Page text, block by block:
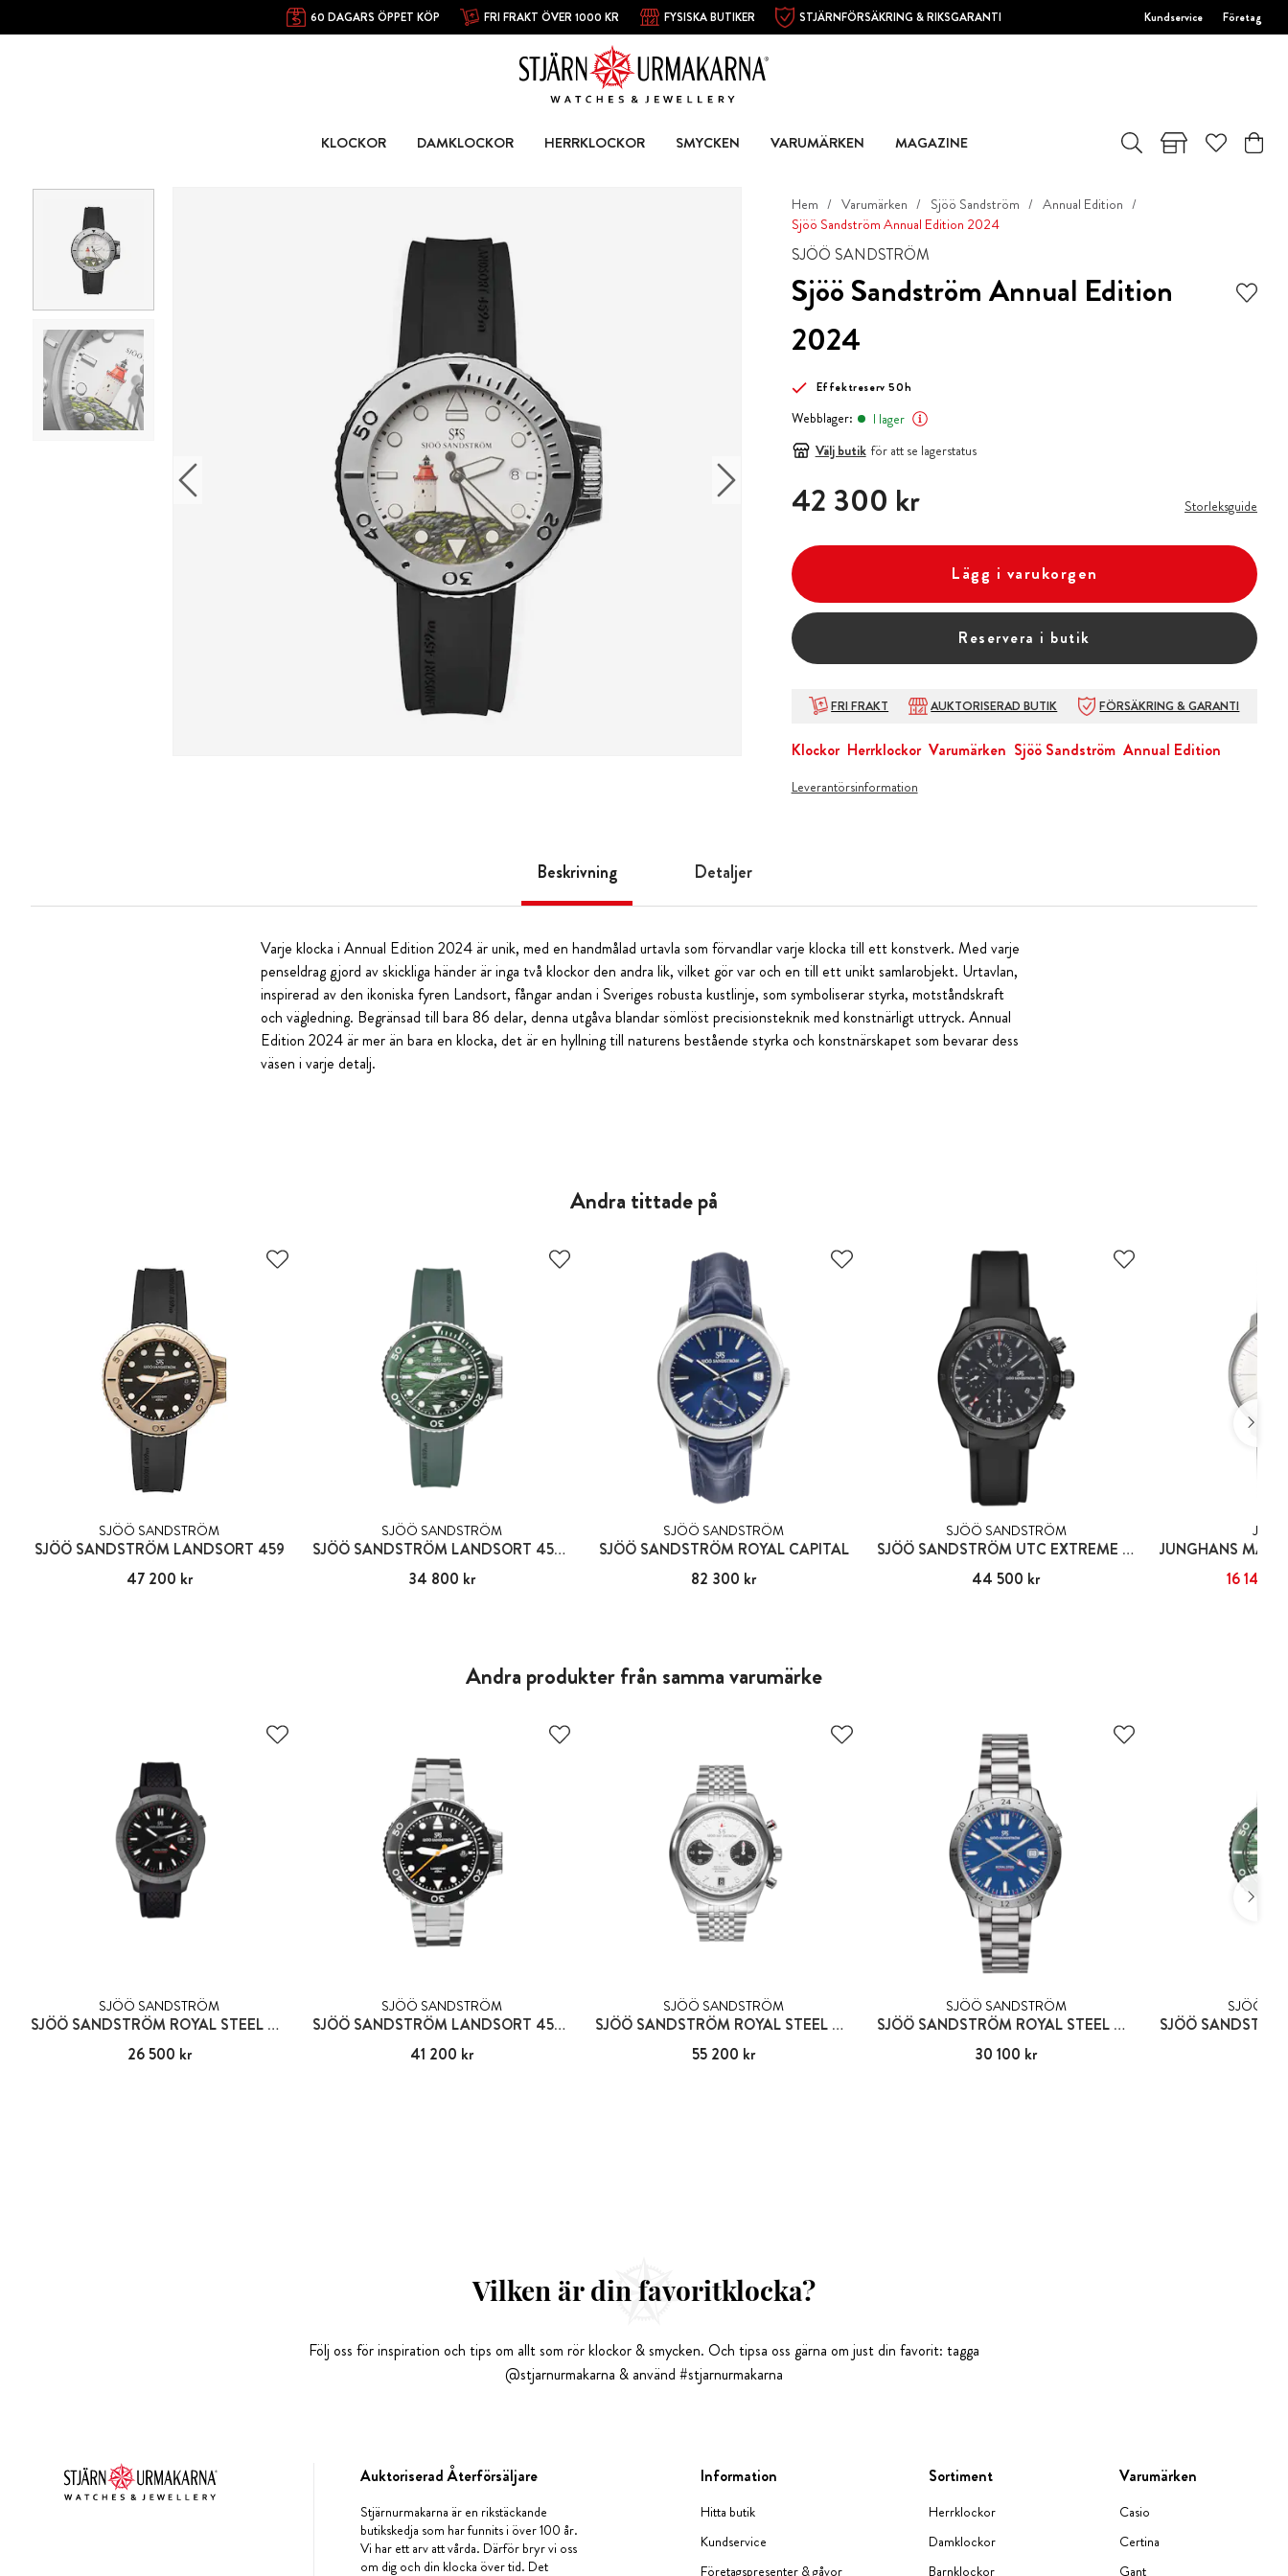
60 DAGARS ÖPPET KÖP FRI FRAKT ÖVER 1000 KR FYSISKA BUTIKER STJÄRNFÖRSÄKRING & RIKSGARANTI Kundservice Företag
KLOCKOR DAMKLOCKOR HERRKLOCKOR SMYCKEN VARUMÄRKEN MAGAZINE
Hem Varumärken Sjöö Sandström
Annual Edition
Sjöö Sandström Annual Edition 2024
SJÖÖ SANDSTRÖM
Sjöö Sandström Annual Edition
2024
Effektreserv 50h
Webblager:
I lager
Välj butik för att se lagerstatus
Pris:42 300 kr
42 300 kr Storleksguide
Lägg i varukorgen
Reservera i butik
FRI FRAKT AUKTORISERAD BUTIK FÖRSÄKRING & GARANTI
Klockor Herrklockor Varumärken Sjöö Sandström Annual Edition
Leverantörsinformation
Beskrivning Detaljer
Varje klocka i Annual Edition 2024 är unik, med en handmålad urtavla som förvandlar varje klocka till ett konstverk. Med varje
penseldrag gjord av skickliga händer är inga två klockor den andra lik, vilket gör var och en till ett unikt samlarobjekt. Urtavlan,
inspirerad av den ikoniska fyren Landsort, fångar andan i Sveriges robusta kustlinje, som symboliserar styrka, motståndskraft
och vägledning. Begränsad till bara 86 delar, denna utgåva blandar sömlöst precisionsteknik med konstnärligt uttryck. Annual
Edition 2024 är mer än bara en klocka, det är en hyllning till naturens bestående styrka och konstnärskapet som bevarar dess
väsen i varje detalj.
Andra tittade på
SJÖÖ SANDSTRÖM
SJÖÖ SANDSTRÖM LANDSORT 459
Pris:47 200 kr
47 200 kr
SJÖÖ SANDSTRÖM
SJÖÖ SANDSTRÖM LANDSORT 459M
Pris:34 800 kr
34 800 kr
SJÖÖ SANDSTRÖM
SJÖÖ SANDSTRÖM ROYAL CAPITAL
Pris:82 300 kr
82 300 kr
SJÖÖ SANDSTRÖM
SJÖÖ SANDSTRÖM UTC EXTREME BLACK I
Pris:44 500 kr
44 500 kr Nuvarande pris
16 149 kr
Andra produkter från samma varumärke
SJÖÖ SANDSTRÖM
SJÖÖ SANDSTRÖM ROYAL STEEL WORLDTIMER
Pris:26 500 kr
26 500 kr
SJÖÖ SANDSTRÖM
SJÖÖ SANDSTRÖM LANDSORT 459M
Pris: 41 200 kr
41 200 kr
SJÖÖ SANDSTRÖM
SJÖÖ SANDSTRÖM ROYAL STEEL KRONOGRAF
Pris: 55 200 kr
55 200 kr
SJÖÖ SANDSTRÖM
SJÖÖ SANDSTRÖM ROYAL STEEL WORLDTIMER
Pris:30 100 kr
30 100 kr
SJÖÖ
Vilken är din favoritklocka?
Följ oss för inspiration och tips om allt som rör klockor & smycken. Och tipsa oss gärna om just din favorit: tagga
@stjarnurmakarna & använd #stjarnurmakarna
Auktoriserad Återförsäljare
Stjärnurmakarna är en rikstäckande
butikskedja som har funnits i över 100 år.
Vi har ett arv att vårda. Därför bryr vi oss
om dig och din klocka över tid. Det
Information
Hitta butik
Kundservice
Företagspresenter & gåvor
Sortiment
Herrklockor
Damklockor
Barnklockor
Varumärken
Casio
Certina
Gant